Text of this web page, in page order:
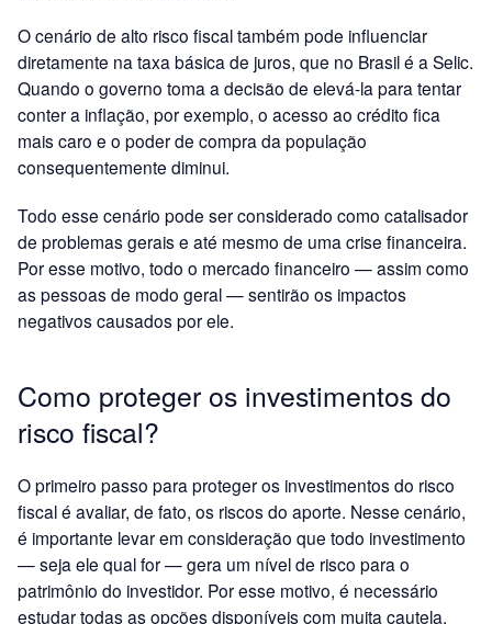
O cenário de alto risco fiscal também pode influenciar
diretamente na taxa básica de juros, que no Brasil é a Selic.
Quando o governo toma a decisão de elevá-la para tentar
conter a inflação, por exemplo, o acesso ao crédito fica
mais caro e o poder de compra da população
consequentemente diminui.
Todo esse cenário pode ser considerado como catalisador
de problemas gerais e até mesmo de uma crise financeira.
Por esse motivo, todo o mercado financeiro — assim como
as pessoas de modo geral — sentirão os impactos
negativos causados por ele.
Como proteger os investimentos do
risco fiscal?
O primeiro passo para proteger os investimentos do risco
fiscal é avaliar, de fato, os riscos do aporte. Nesse cenário,
é importante levar em consideração que todo investimento
— seja ele qual for — gera um nível de risco para o
patrimônio do investidor. Por esse motivo, é necessário
estudar todas as opções disponíveis com muita cautela.